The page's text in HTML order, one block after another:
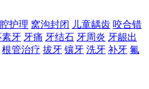
护理 窝沟封闭 儿童龋齿 咬合错
素牙 牙痛 牙结石 牙周炎 牙龈出
根管治疗 拔牙 镶牙 洗牙 补牙 氟